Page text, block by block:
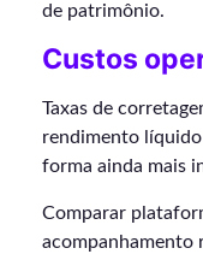
de patrimônio.
Custos
Taxas de
rendimento
forma ainda mais
Comparar
acompanhamento